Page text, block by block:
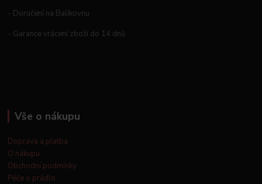
- Doručení na Balíkovnu
- Garance vrácení zboží do 14 dnů
Vše o nákupu
Doprava a platba
O nákupu
Obchodní podmínky
Péče o prádlo